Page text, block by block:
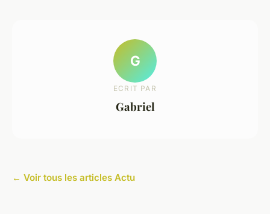
G
ECRIT PAR
Gabriel
← Voir tous les articles Actu